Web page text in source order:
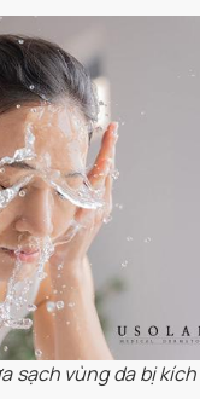
sạch vùng da bị